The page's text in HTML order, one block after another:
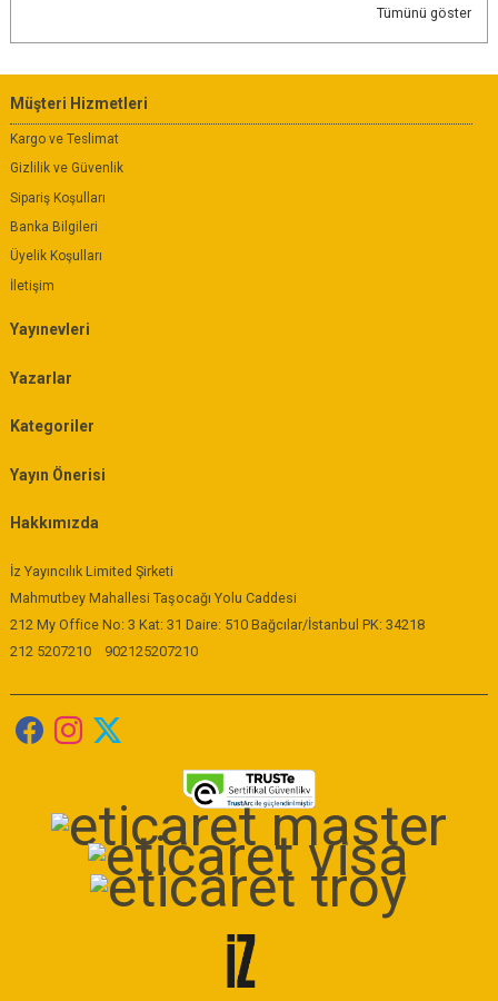
Tümünü göster
Müşteri Hizmetleri
Kargo ve Teslimat
Gizlilik ve Güvenlik
Sipariş Koşulları
Banka Bilgileri
Üyelik Koşulları
İletişim
Yayınevleri
Yazarlar
Kategoriler
Yayın Önerisi
Hakkımızda
İz Yayıncılık Limited Şirketi
Mahmutbey Mahallesi Taşocağı Yolu Caddesi
212 My Office No: 3 Kat: 31 Daire: 510 Bağcılar/İstanbul PK: 34218
212 5207210
902125207210